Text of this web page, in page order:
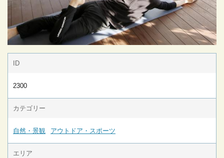
ID
2300
カテゴリー
自然・景観 アウトドア・スポーツ
エリア